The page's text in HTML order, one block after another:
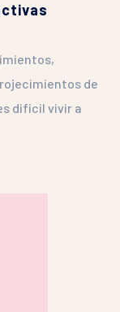
de
difícil vivir a